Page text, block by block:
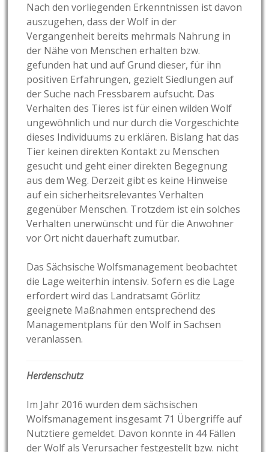
Nach den vorliegenden Erkenntnissen ist davon
auszugehen, dass der Wolf in der
Vergangenheit bereits mehrmals Nahrung in
der Nähe von Menschen erhalten bzw.
gefunden hat und auf Grund dieser, für ihn
positiven Erfahrungen, gezielt Siedlungen auf
der Suche nach Fressbarem aufsucht. Das
Verhalten des Tieres ist für einen wilden Wolf
ungewöhnlich und nur durch die Vorgeschichte
dieses Individuums zu erklären. Bislang hat das
Tier keinen direkten Kontakt zu Menschen
gesucht und geht einer direkten Begegnung
aus dem Weg. Derzeit gibt es keine Hinweise
auf ein sicherheitsrelevantes Verhalten
gegenüber Menschen. Trotzdem ist ein solches
Verhalten unerwünscht und für die Anwohner
vor Ort nicht dauerhaft zumutbar.
Das Sächsische Wolfsmanagement beobachtet
die Lage weiterhin intensiv. Sofern es die Lage
erfordert wird das Landratsamt Görlitz
geeignete Maßnahmen entsprechend des
Managementplans für den Wolf in Sachsen
veranlassen.
Herdenschutz
Im Jahr 2016 wurden dem sächsischen
Wolfsmanagement insgesamt 71 Übergriffe auf
Nutztiere gemeldet. Davon konnte in 44 Fällen
der Wolf als Verursacher festgestellt bzw. nicht